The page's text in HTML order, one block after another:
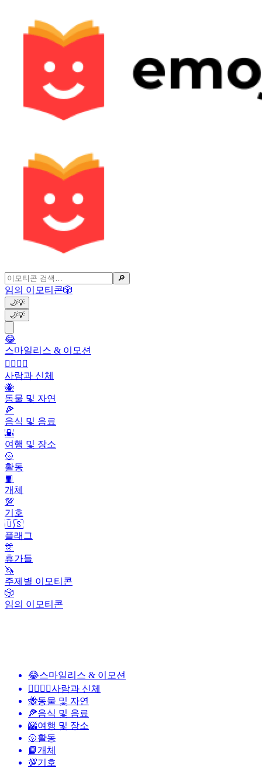
🔎
임의 이모티콘🎲
🌙💡
🌙💡
😂
스마일리스 & 이모션
👩‍❤️‍💋‍👨
사람과 신체
🐝
동물 및 자연
🍕
음식 및 음료
🌇
여행 및 장소
🥎
활동
📙
개체
💯
기호
🇺🇸
플래그
🎊
휴가들
🦄
주제별 이모티콘
🎲
임의 이모티콘
😂스마일리스 & 이모션
👩‍❤️‍💋‍👨사람과 신체
🐝동물 및 자연
🍕음식 및 음료
🌇여행 및 장소
🥎활동
📙개체
💯기호